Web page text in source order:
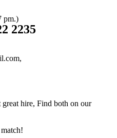
pm.)
2235
hire, Find both on our